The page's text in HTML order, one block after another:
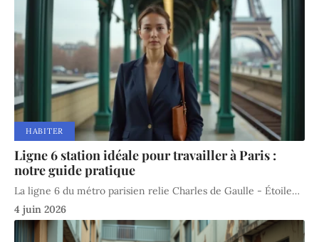
HABITER
Ligne 6 station idéale pour travailler à Paris :
notre guide pratique
La ligne 6 du métro parisien relie Charles de Gaulle - Étoile…
4 juin 2026